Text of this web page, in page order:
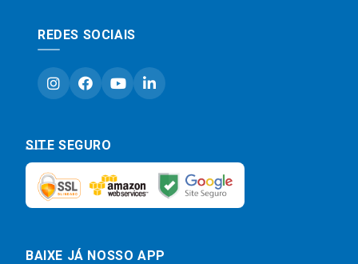
REDES SOCIAIS
SITE SEGURO
BAIXE JÁ NOSSO APP